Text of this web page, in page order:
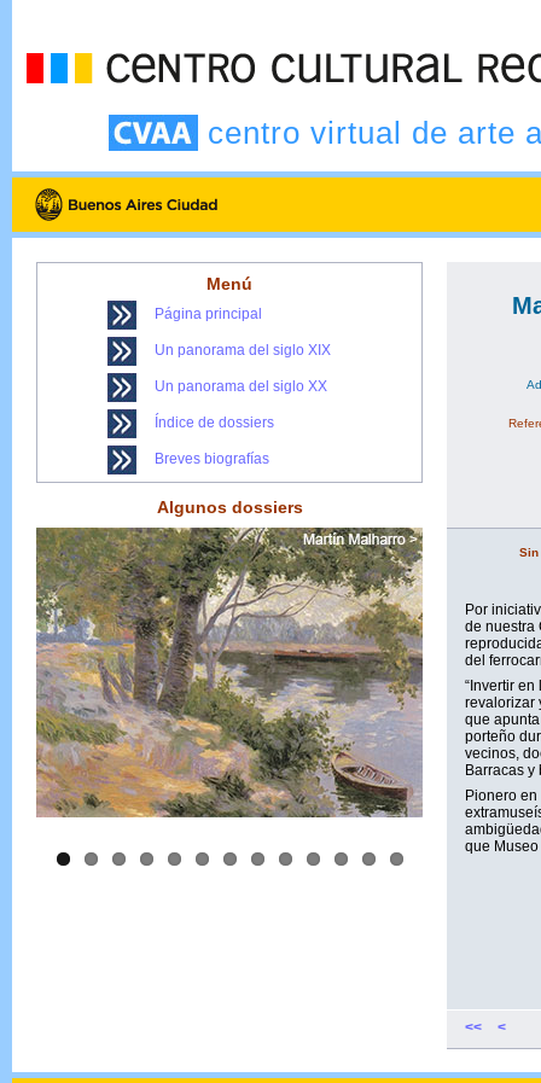
centro virtual de arte
Menú
Página principal
Un panorama del siglo XIX
Un panorama del siglo XX
Índice de dossiers
Breves biografías
Algunos dossiers
Sin
Por
de nuestra
del
“Invertir
revalorizar
que
porteño
vecinos,
Barracas y
Pionero
que
<< <